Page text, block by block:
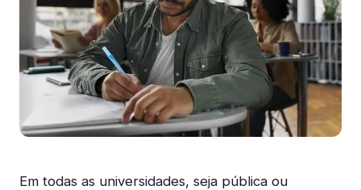
Em todas as universidades, seja pública ou